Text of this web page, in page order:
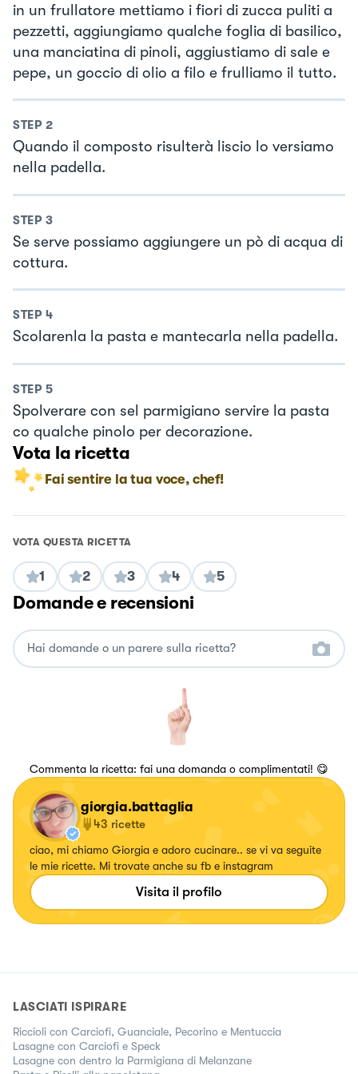
in un frullatore mettiamo i fiori di zucca puliti a
pezzetti, aggiungiamo qualche foglia di basilico,
una manciatina di pinoli, aggiustiamo di sale e
pepe, un goccio di olio a filo e frulliamo il tutto.
STEP 2
Quando il composto risulterà liscio lo versiamo
nella padella.
STEP 3
Se serve possiamo aggiungere un pò di acqua di
cottura.
STEP 4
Scolarenla la pasta e mantecarla nella padella.
STEP 5
Spolverare con sel parmigiano servire la pasta
co qualche pinolo per decorazione.
Vota la ricetta
Fai sentire la tua voce, chef!
VOTA QUESTA RICETTA
1 2 3 4 5
Domande e recensioni
Commenta la ricetta: fai una domanda o complimentati! 😋
giorgia.battaglia
43 ricette
ciao, mi chiamo Giorgia e adoro cucinare.. se vi va seguite
le mie ricette. Mi trovate anche su fb e instagram
Visita il profilo
LASCIATI ISPIRARE
Riccioli con Carciofi, Guanciale, Pecorino e Mentuccia
Lasagne con Carciofi e Speck
Lasagne con dentro la Parmigiana di Melanzane